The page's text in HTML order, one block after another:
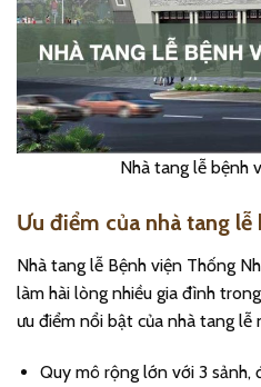
Nhà tang lễ bệnh
Ưu điểm của nhà tang
Nhà tang lễ Bệnh viện Thống
làm hài lòng nhiều gia đình
ưu điểm nổi bật của nhà tang lễ
Quy mô rộng lớn với 3 sảnh,